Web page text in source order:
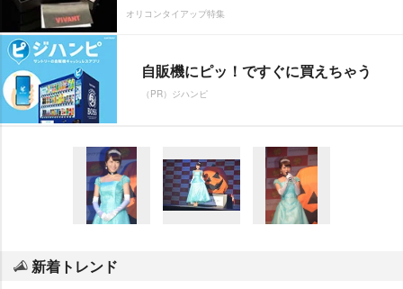
オリコンタイアップ特集
自販機にピッ！ですぐに買えちゃう
（PR）ジハンピ
新着トレンド